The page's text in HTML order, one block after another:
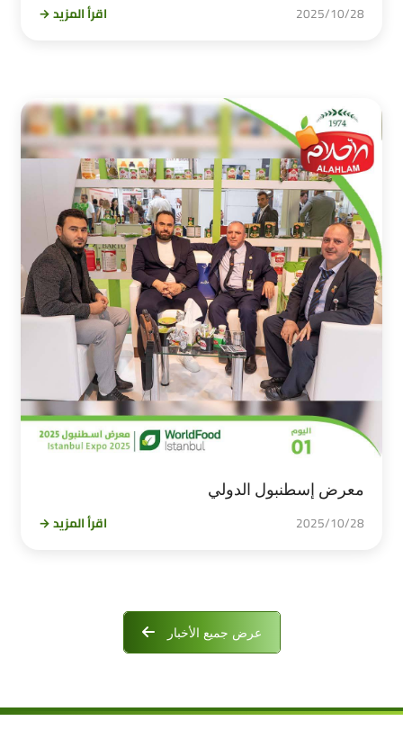
2025/10/28 اقرأ المزيد →
معرض إسطنبول الدولي
2025/10/28 اقرأ المزيد →
عرض جميع الأخبار